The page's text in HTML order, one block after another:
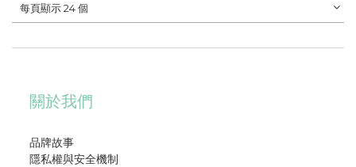
每頁顯示 24 個
關於我們
品牌故事
隱私權與安全機制